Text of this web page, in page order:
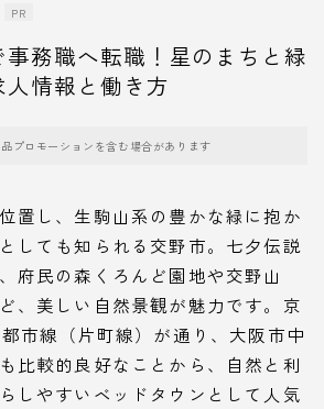
PR
務職へ転職！星のまちと緑
情報と働き方
プロモーションを含む場合があります
置し、生駒山系の豊かな緑に抱か
しても知られる交野市。七夕伝説
府民の森くろんど園地や交野山
、美しい自然景観が魅力です。京
市線（片町線）が通り、大阪市中
比較的良好なことから、自然と利
しやすいベッドタウンとして人気